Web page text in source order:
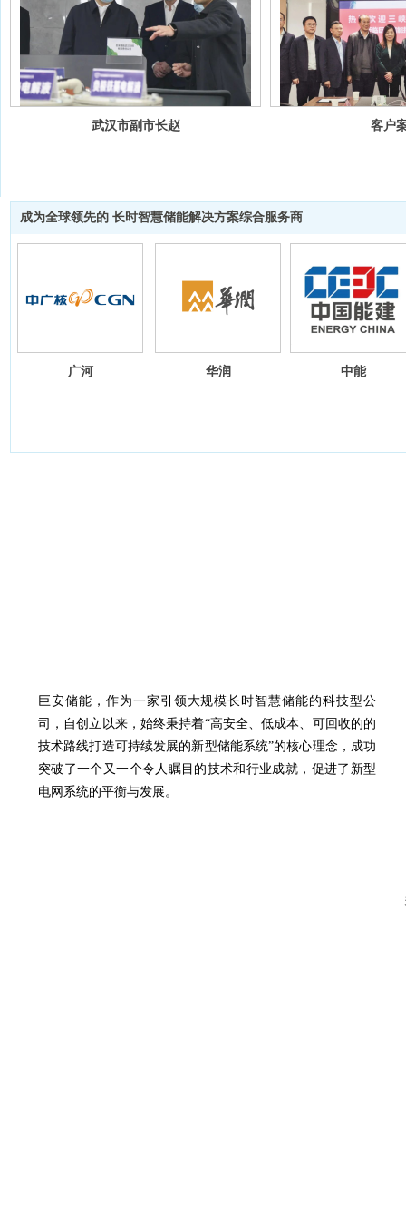
武汉市副市长赵
客户
成为全球领先的 长时智慧储能解决方案综合服务商
华润 中能 国能
巨安储能，作为一家引领大规模长时智慧储能的科技型公
司，自创立以来，始终秉持着“高安全、低成本、可回收的的
技术路线打造可持续发展的新型储能系统”的核心理念，成功
突破了一个又一个令人瞩目的技术和行业成就，促进了新型
电网系统的平衡与发展。